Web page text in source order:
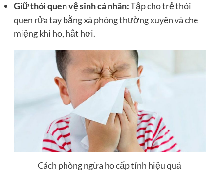
Giữ thói quen vệ sinh cá nhân:Tập cho trẻ thói
quen rửa tay bằng xà phòng thường xuyên và che
miệng khi ho, hắt hơi.
Cách phòng ngừa ho cấp tính hiệu quả